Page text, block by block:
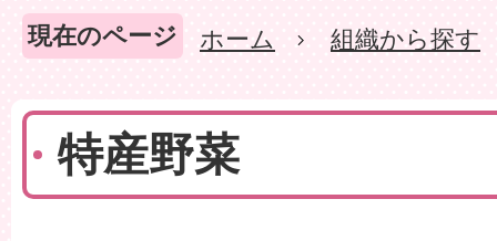
現在のページ ホーム 組織から探す
特産野菜